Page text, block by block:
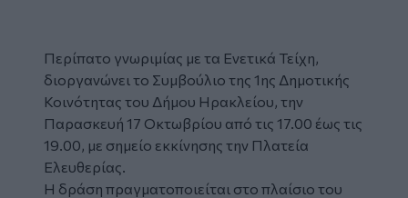
Περίπατο γνωριμίας με τα Ενετικά Τείχη,
διοργανώνει το Συμβούλιο της 1ης Δημοτικής
Κοινότητας του Δήμου Ηρακλείου, την
Παρασκευή 17 Οκτωβρίου από τις 17.00 έως τις
19.00, με σημείο εκκίνησης την Πλατεία
Ελευθερίας.
Η δράση πραγματοποιείται στο πλαίσιο του